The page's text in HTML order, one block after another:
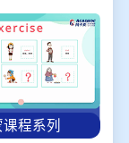
课程系列